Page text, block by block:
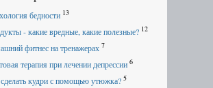
бедности 13
- какие вредные, какие полезные? 12
фитнес на тренажерах 7
терапия при лечении депрессии 6
кудри с помощью утюжка? 5